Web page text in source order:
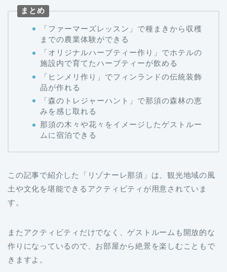
まとめ
「ファーマーズレッスン」で種まきから収穫
までの農業体験ができる
「オリジナルハーブティー作り」でホテルの
施設内で育てたハーブティーが飲める
「ヒンメリ作り」でフィンランドの伝統装飾
品が作れる
「森のトレジャーハント」で那須の森林の恵
みを感じ取れる
那須の木々や花々をイメージしたゲストルー
ムに宿泊できる
この記事で紹介した「リゾナーレ那須」は、観光地域の風
土や文化を堪能できるアクティビティが用意されていま
す。
またアクティビティだけでなく、ゲストルームも開放的な
作りになっているので、お部屋から絶景を楽しむこともで
きますよ。